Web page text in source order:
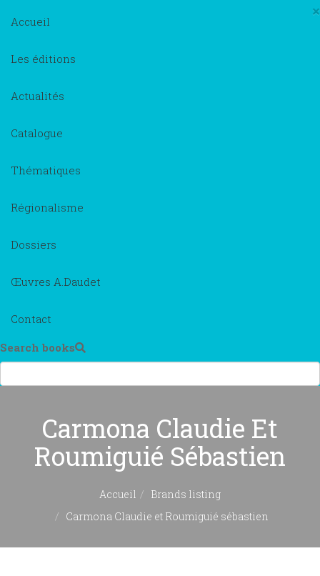
×
Accueil
Les éditions
Actualités
Catalogue
Thématiques
Régionalisme
Dossiers
Œuvres A.Daudet
Contact
Search books
Carmona Claudie Et
Roumiguié Sébastien
Accueil
Brands listing
Carmona Claudie et Roumiguié sébastien